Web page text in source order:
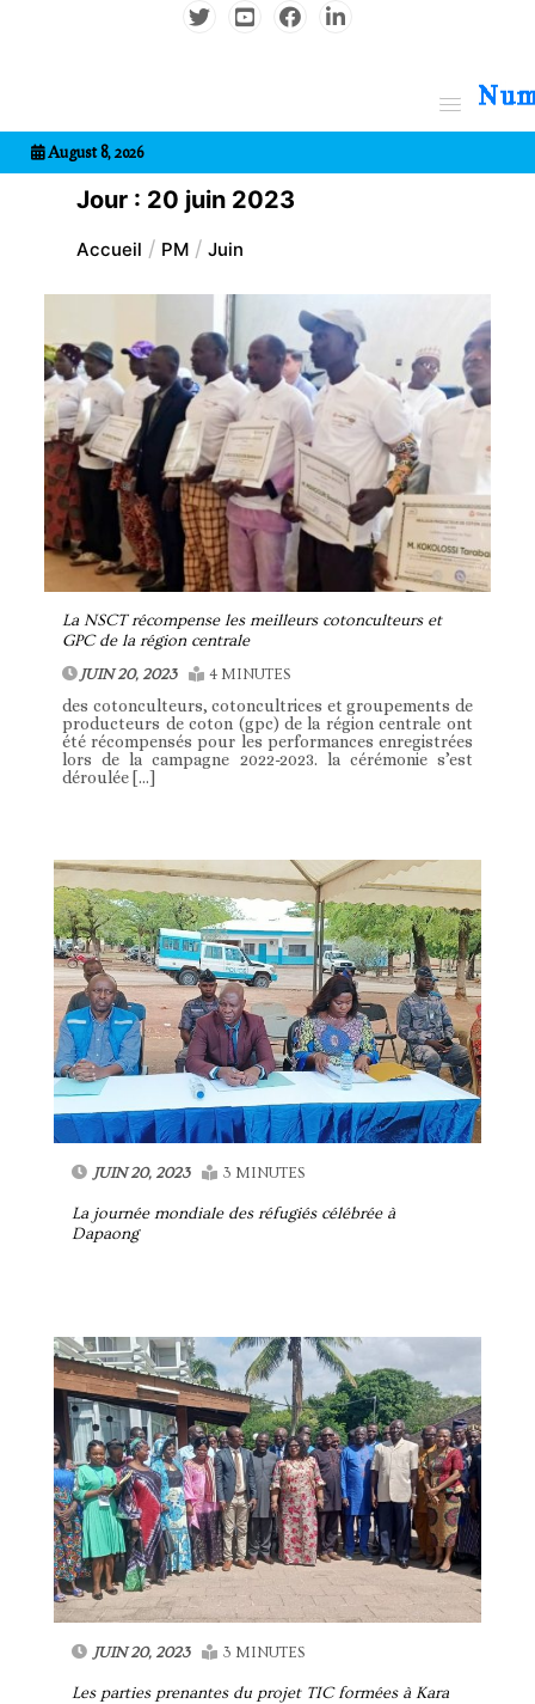
August 8, 2026
Jour : 20 juin 2023
Accueil PM Juin
La NSCT récompense les meilleurs cotonculteurs et
GPC de la région centrale
JUIN 20, 2023 4 MINUTES
des cotonculteurs, cotoncultrices et groupements de
producteurs de coton (gpc) de la région centrale ont
été récompensés pour les performances enregistrées
lors de la campagne 2022-2023. la cérémonie s’est
déroulée […]
JUIN 20, 2023 3 MINUTES
La journée mondiale des réfugiés célébrée à
Dapaong
JUIN 20, 2023 3 MINUTES
Les parties prenantes du projet TIC formées à Kara